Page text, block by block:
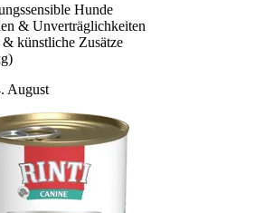
Hunde
& Unverträglichkeiten
künstliche Zusätze
August